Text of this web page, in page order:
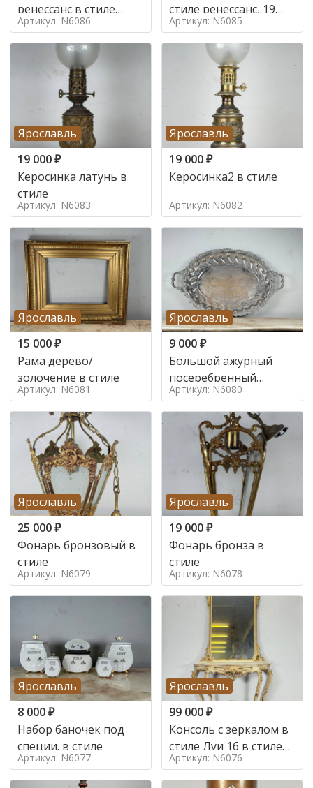
ренессанс в стиле
ренессанс,
Артикул: N6086
стиле ренессанс, 19
век
Артикул: N6085
Ярославль
19 000₽
Керосинка латунь в
стиле
Артикул: N6083
Ярославль
19 000₽
Керосинка2 в стиле
Артикул: N6082
Ярославль
15 000₽
Рама дерево/
золочение в стиле
Артикул: N6081
Ярославль
9 000₽
Большой ажурный
посеребренный
поднос в стиле
Артикул: N6080
Ярославль
25 000₽
Фонарь бронзовый в
стиле
Артикул: N6079
Ярославль
19 000₽
Фонарь бронза в
стиле
Артикул: N6078
Ярославль
8 000₽
Набор баночек под
специи. в стиле
Артикул: N6077
Ярославль
99 000₽
Консоль с зеркалом в
стиле Луи 16 в стиле
Луи 16, Италия,
Артикул: N6076